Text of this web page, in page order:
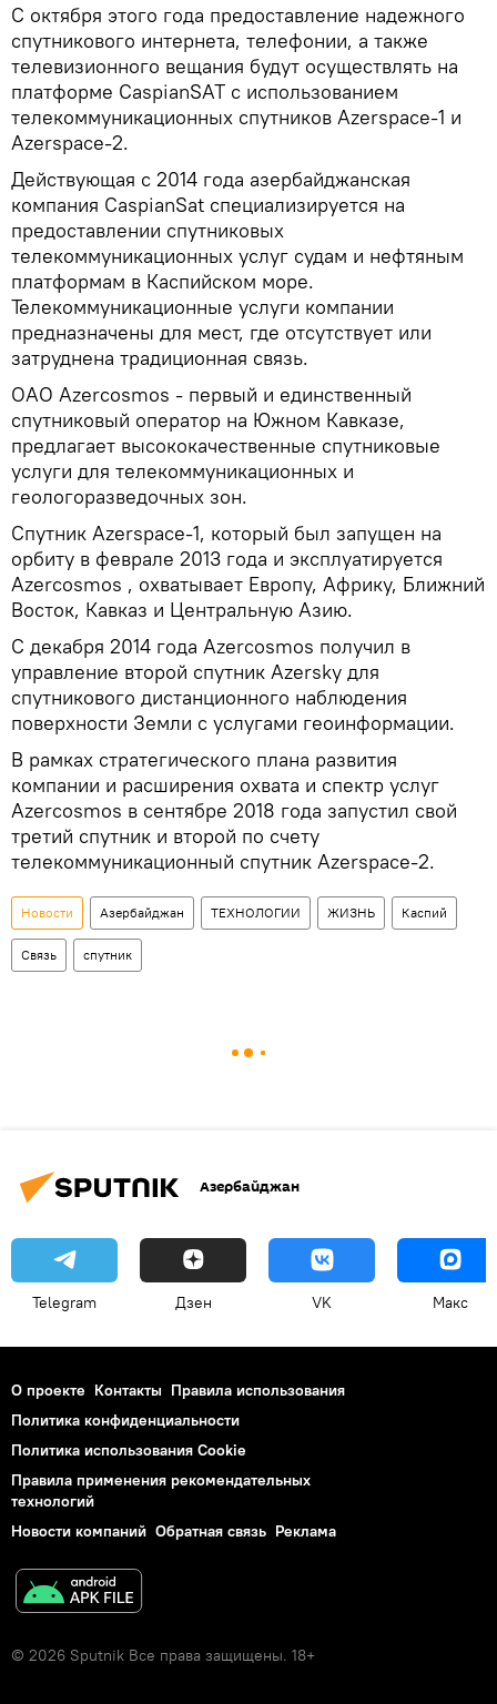
С октября этого года предоставление надежного
спутникового интернета, телефонии, а также
телевизионного вещания будут осуществлять на
платформе CaspianSAT с использованием
телекоммуникационных спутников Azerspace-1 и
Azerspace-2.
Действующая с 2014 года азербайджанская
компания CaspianSat специализируется на
предоставлении спутниковых
телекоммуникационных услуг судам и нефтяным
платформам в Каспийском море.
Телекоммуникационные услуги компании
предназначены для мест, где отсутствует или
затруднена традиционная связь.
ОАО Azercosmos - первый и единственный
спутниковый оператор на Южном Кавказе,
предлагает высококачественные спутниковые
услуги для телекоммуникационных и
геологоразведочных зон.
Спутник Azerspace-1, который был запущен на
орбиту в феврале 2013 года и эксплуатируется
Azercosmos , охватывает Европу, Африку, Ближний
Восток, Кавказ и Центральную Азию.
С декабря 2014 года Azercosmos получил в
управление второй спутник Azersky для
спутникового дистанционного наблюдения
поверхности Земли с услугами геоинформации.
В рамках стратегического плана развития
компании и расширения охвата и спектр услуг
Azercosmos в сентябре 2018 года запустил свой
третий спутник и второй по счету
телекоммуникационный спутник Azerspace-2.
Новости Азербайджан ТЕХНОЛОГИИ ЖИЗНЬ Каспий
Связь спутник
Азербайджан
Telegram Дзен VK Макс
О проекте Контакты Правила использования
Политика конфиденциальности
Политика использования Cookie
Правила применения рекомендательных
технологий
Новости компаний Обратная связь Реклама
© 2026 Sputnik Все права защищены. 18+